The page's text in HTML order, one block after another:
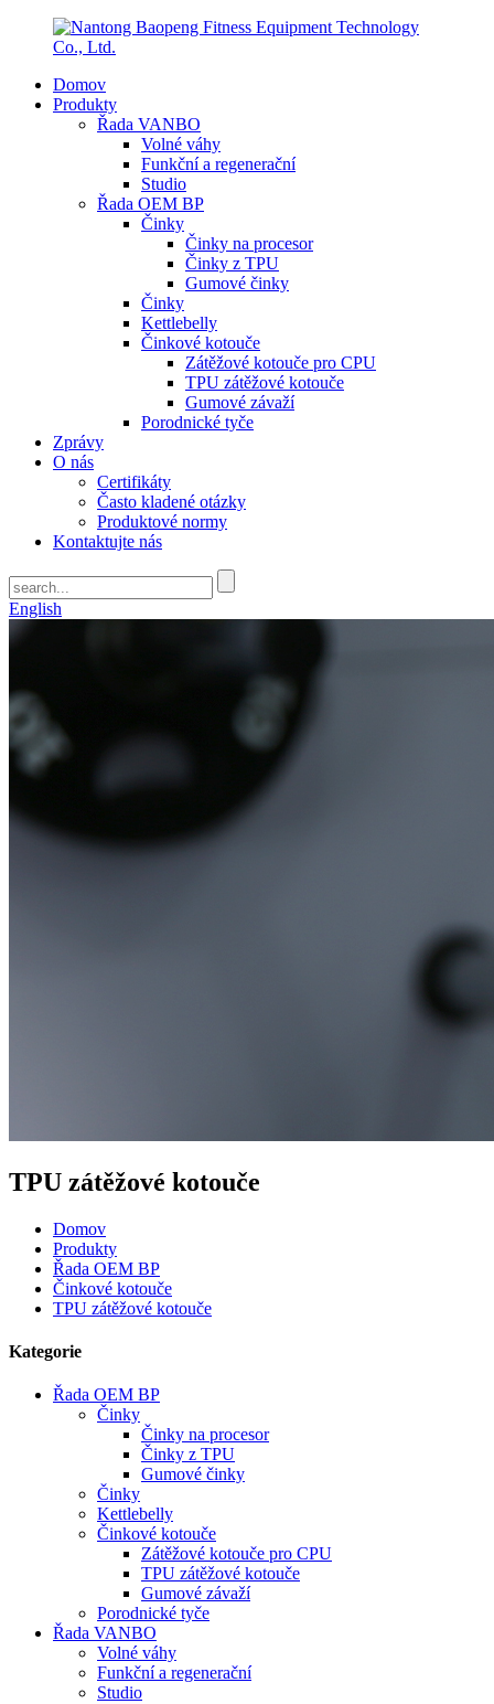
Domov
Produkty
Řada VANBO
Volné váhy
Funkční a regenerační
Studio
Řada OEM BP
Činky
Činky na procesor
Činky z TPU
Gumové činky
Činky
Kettlebelly
Činkové kotouče
Zátěžové kotouče pro CPU
TPU zátěžové kotouče
Gumové závaží
Porodnické tyče
Zprávy
O nás
Certifikáty
Často kladené otázky
Produktové normy
Kontaktujte nás
English
TPU zátěžové kotouče
Domov
Produkty
Řada OEM BP
Činkové kotouče
TPU zátěžové kotouče
Kategorie
Řada OEM BP
Činky
Činky na procesor
Činky z TPU
Gumové činky
Činky
Kettlebelly
Činkové kotouče
Zátěžové kotouče pro CPU
TPU zátěžové kotouče
Gumové závaží
Porodnické tyče
Řada VANBO
Volné váhy
Funkční a regenerační
Studio